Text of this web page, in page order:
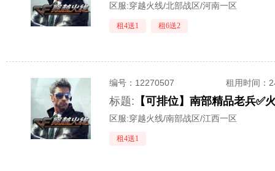
区服:穿越火线/北部战区/河南一区
租4送1 租6送2
编号： 12270507 租用时间 ：
标题: 【可排位】南部精品老兵
区服:穿越火线/南部战区/江西一区
租4送1